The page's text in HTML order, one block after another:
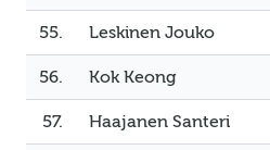
55. Leskinen Jouko
56. Kok Keong
57. Haajanen Santeri